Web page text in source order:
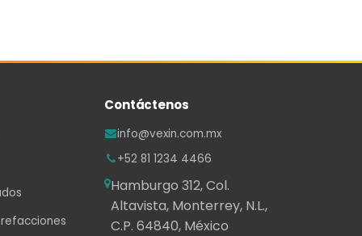
Contáctenos
info@vexin.com.mx
+52 81 1234 4466
Hamburgo 312, Col.
Altavista, Monterrey, N.L.,
C.P. 64840, México